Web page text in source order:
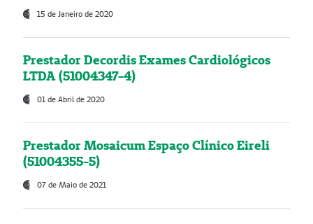
15 de Janeiro de 2020
Prestador Decordis Exames Cardiológicos
LTDA (51004347-4)
01 de Abril de 2020
Prestador Mosaicum Espaço Clínico Eireli
(51004355-5)
07 de Maio de 2021